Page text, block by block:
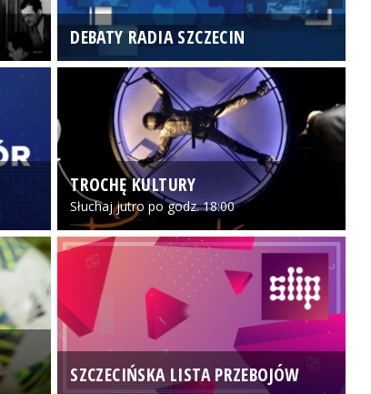
DEBATY RADIA SZCZECIN
TROCHĘ KULTURY
Słuchaj jutro po godz. 18:00
SZCZECIŃSKA LISTA PRZEBOJÓW